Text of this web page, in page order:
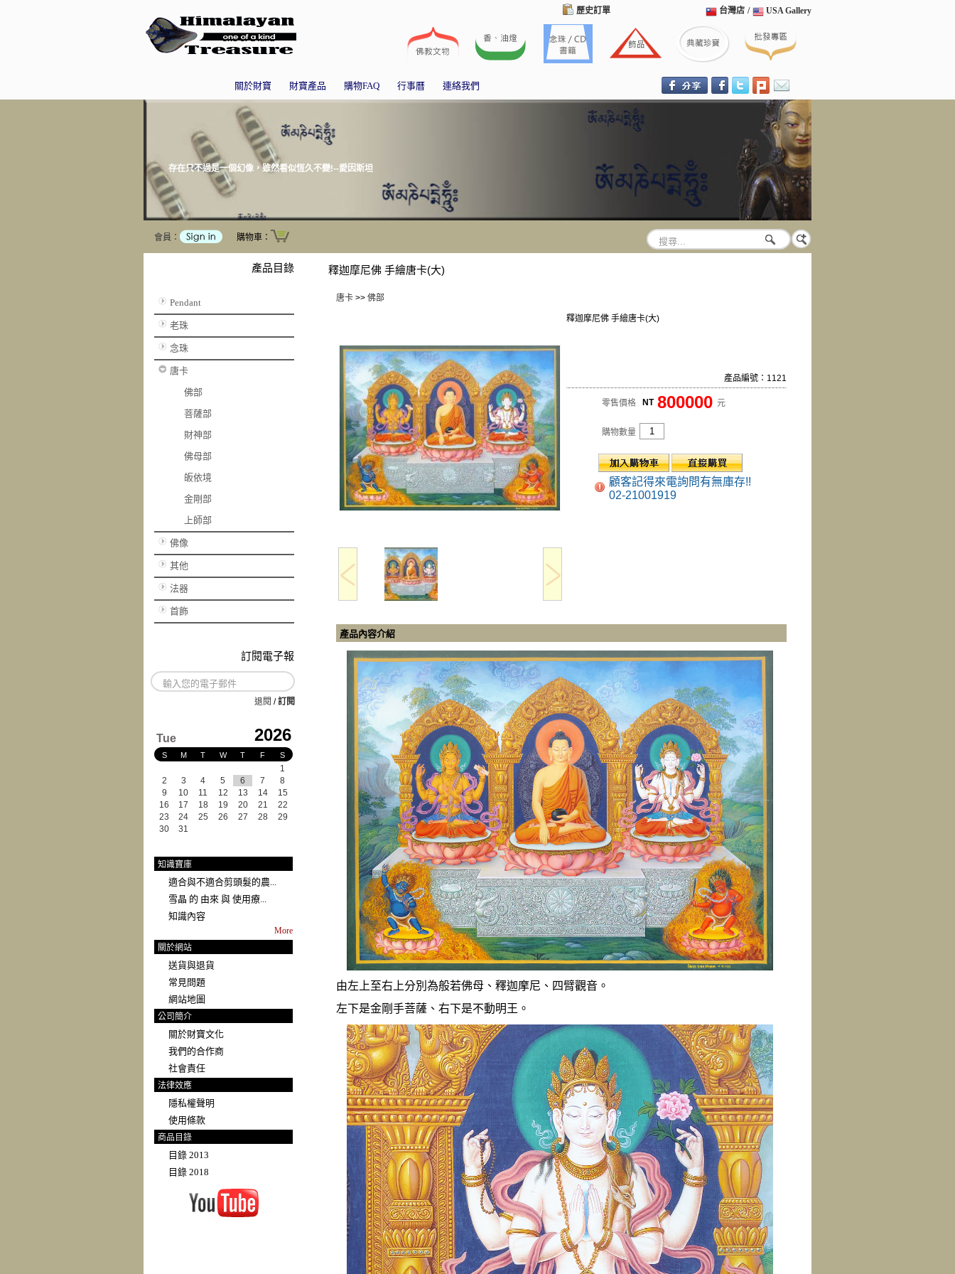
歷史訂單 USA Gallery
/
台灣店
關於財寶 財寶產品 購物FAQ 行事曆 連絡我們
存在只不過是一個幻像，雖然看似恆久不變!--愛因斯坦
會員： 購物車：
產品目錄
Pendant
老珠
念珠
唐卡
佛部
菩薩部
財神部
佛母部
皈依境
金剛部
上師部
佛像
其他
法器
首飾
訂閱電子報
退閱 /訂閱
Tue 2026
S M T W T F S
1
2
3 4 5 6 7
8
9
10 11 12 13 14
15
16
17 18 19 20 21
22
23
24 25 26 27 28
29
30
31
知識寶庫
適合與不適合剪頭髮的農...
雪晶 的 由來 與 使用療...
知識內容
More
關於網站
送貨與退貨
常見問題
網站地圖
公司簡介
關於財寶文化
我們的合作商
社會責任
法律效應
隱私權聲明
使用條款
商品目錄
目錄 2013
目錄 2018
釋迦摩尼佛 手繪唐卡(大)
唐卡>> 佛部
釋迦摩尼佛 手繪唐卡(大)
產品編號：1121
零售價格 NT 800000 元
購物數量
顧客記得來電詢問有無庫存!!
02-21001919
產品內容介紹
由左上至右上分別為般若佛母 、釋迦摩尼、 四臂觀音。
左下是金剛手菩薩、右下是不動明王。